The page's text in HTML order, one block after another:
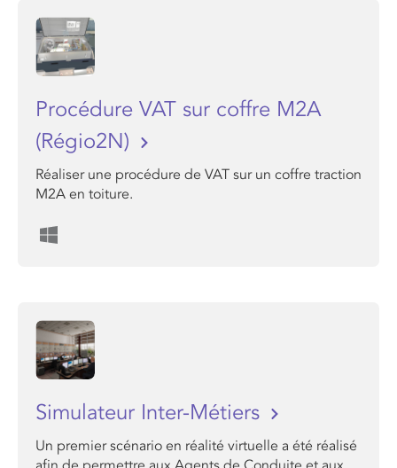
Procédure VAT sur coffre M2A
(Régio2N)
Réaliser une procédure de VAT sur un coffre traction
M2A en toiture.
Simulateur Inter-Métiers
Un premier scénario en réalité virtuelle a été réalisé